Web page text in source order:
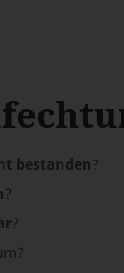
bestanden?
?
?